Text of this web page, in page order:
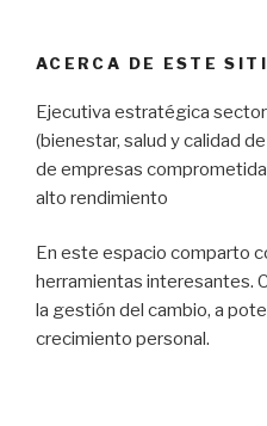
ACERCA DE ESTE
Ejecutiva estratégica
(bienestar, salud y calidad
de empresas
alto rendimiento
En este espacio comparto
herramientas interesantes.
la gestión del cambio, a
crecimiento personal.